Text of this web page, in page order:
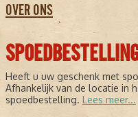
OVER ONS
Heeft u uw geschenk met
Afhankelijk van de locatie in
spoedbestelling. Lees meer...